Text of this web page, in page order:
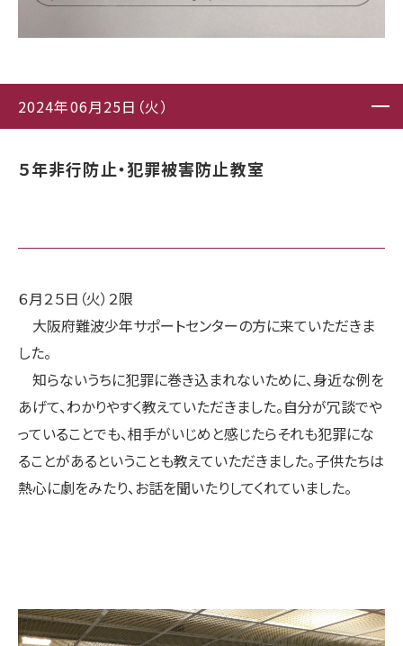
2024年06月25日（火）
５年非行防止・犯罪被害防止教室
６月２５日（火）２限
大阪府難波少年サポートセンターの方に来ていただきま
した。
知らないうちに犯罪に巻き込まれないために、身近な例を
あげて、わかりやすく教えていただきました。自分が冗談でや
っていることでも、相手がいじめと感じたらそれも犯罪にな
ることがあるということも教えていただきました。子供たちは
熱心に劇をみたり、お話を聞いたりしてくれていました。